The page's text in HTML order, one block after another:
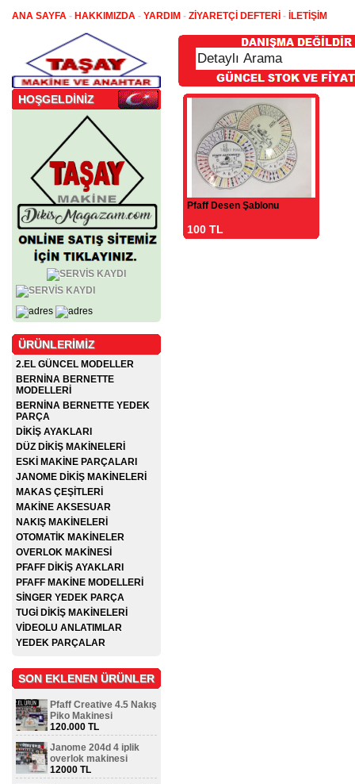
ANA SAYFA - HAKKIMIZDA - YARDIM - ZİYARETÇİ DEFTERİ - İLETİŞİM
HOŞGELDİNİZ
ÜRÜNLERİMİZ
2.EL GÜNCEL MODELLER
BERNİNA BERNETTE
MODELLERİ
BERNİNA BERNETTE YEDEK
PARÇA
DİKİŞ AYAKLARI
DÜZ DİKİŞ MAKİNELERİ
ESKİ MAKİNE PARÇALARI
JANOME DİKİŞ MAKİNELERİ
MAKAS ÇEŞİTLERİ
MAKİNE AKSESUAR
NAKIŞ MAKİNELERİ
OTOMATİK MAKİNELER
OVERLOK MAKİNESİ
PFAFF DİKİŞ AYAKLARI
PFAFF MAKİNE MODELLERİ
SİNGER YEDEK PARÇA
TUGİ DİKİŞ MAKİNELERİ
VİDEOLU ANLATIMLAR
YEDEK PARÇALAR
SON EKLENEN ÜRÜNLER
Pfaff Creative 4.5 Nakış
Piko Makinesi
120.000 TL
Janome 204d 4 iplik
overlok makinesi
12000 TL
Pfaff Desen Şablonu
100 TL